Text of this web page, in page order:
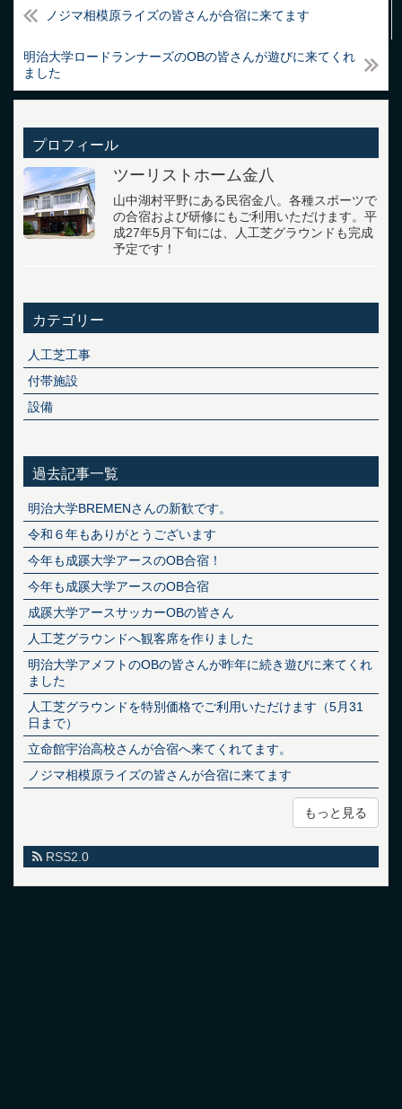
ノジマ相模原ライズの皆さんが合宿に来てます
明治大学ロードランナーズのOBの皆さんが遊びに来てくれ
ました
プロフィール
ツーリストホーム金八
山中湖村平野にある民宿金八。各種スポーツで
の合宿および研修にもご利用いただけます。平
成27年5月下旬には、人工芝グラウンドも完成
予定です！
カテゴリー
人工芝工事
付帯施設
設備
過去記事一覧
明治大学BREMENさんの新歓です。
令和６年もありがとうございます
今年も成蹊大学アースのOB合宿！
今年も成蹊大学アースのOB合宿
成蹊大学アースサッカーOBの皆さん
人工芝グラウンドへ観客席を作りました
明治大学アメフトのOBの皆さんが昨年に続き遊びに来てくれ
ました
人工芝グラウンドを特別価格でご利用いただけます（5月31
日まで）
立命館宇治高校さんが合宿へ来てくれてます。
ノジマ相模原ライズの皆さんが合宿に来てます
もっと見る
RSS2.0